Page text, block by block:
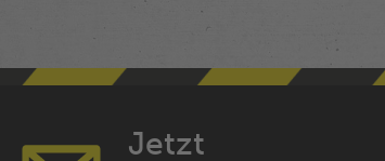
Jetzt